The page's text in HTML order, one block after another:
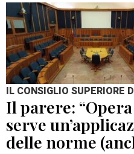
IL CONSIGLIO SUPERIORE
Il parere:
serve
delle norme